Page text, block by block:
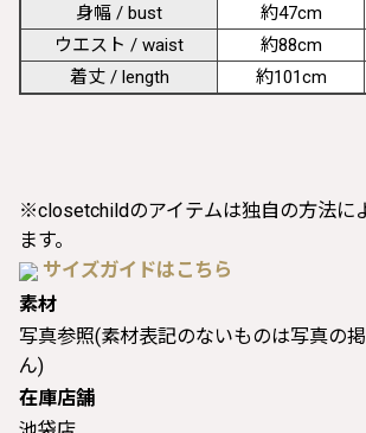
身幅 / bust
約47cm
ウエスト / waist
約88cm
着丈 / length
約101cm
※closetchildのアイテムは独自の方法に
ます。
サイズガイドはこちら
素材
写真参照(素材表記のないものは写真の
ん)
在庫店舗